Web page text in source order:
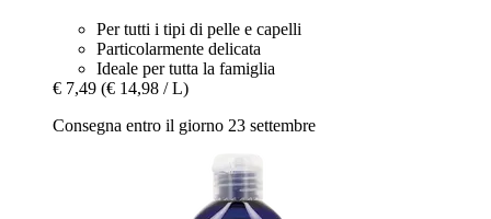
Per tutti i tipi di pelle e capelli
Particolarmente delicata
Ideale per tutta la famiglia
€ 7,49 (€ 14,98 / L)
Consegna entro il giorno 23 settembre